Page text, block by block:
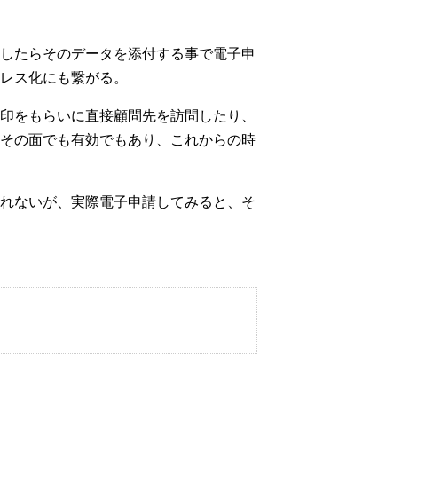
たらそのデータを添付する事で電子申
ス化にも繋がる。
をもらいに直接顧問先を訪問したり、
の面でも有効でもあり、これからの時
ないが、実際電子申請してみると、そ